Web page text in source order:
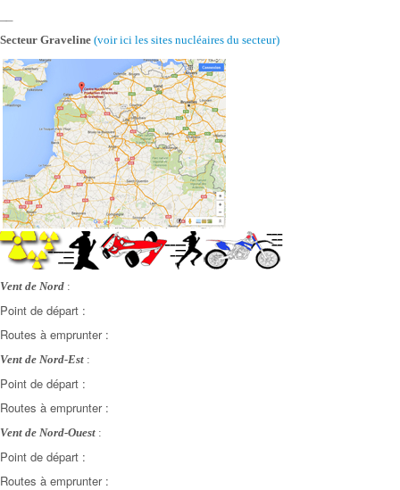
Secteur Graveline (voir ici les sites nucléaires du secteur)
Vent de Nord :
Point de départ :
Routes à emprunter :
Vent de Nord-Est :
Point de départ :
Routes à emprunter :
Vent de Nord-Ouest :
Point de départ :
Routes à emprunter :